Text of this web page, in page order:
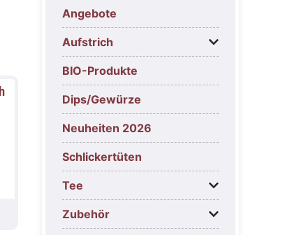
Angebote
Aufstrich
BIO-Produkte
Dips/Gewürze
Neuheiten 2026
Schlickertüten
Tee
Zubehör